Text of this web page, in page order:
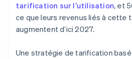
tarification sur l’utilisation, et
ce que leurs revenus liés à cette
augmentent d’ici 2027.
Une stratégie de tarification